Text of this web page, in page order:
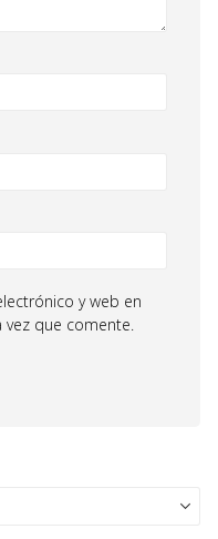
y web en
que comente.